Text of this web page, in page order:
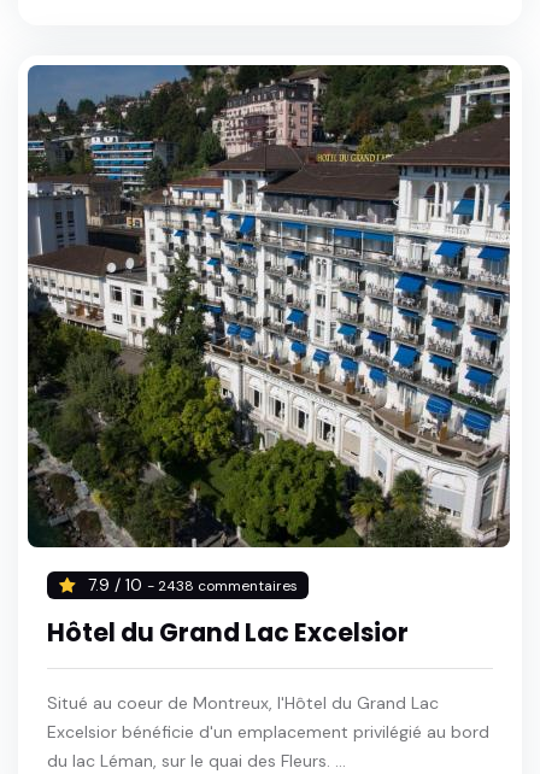
7.9 / 10 - 2438 commentaires
Hôtel du Grand Lac Excelsior
Situé au coeur de Montreux, l'Hôtel du Grand Lac
Excelsior bénéficie d'un emplacement privilégié au bord
du lac Léman, sur le quai des Fleurs. ...